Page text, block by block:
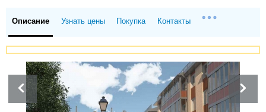
Описание Узнать цены Покупка Контакты